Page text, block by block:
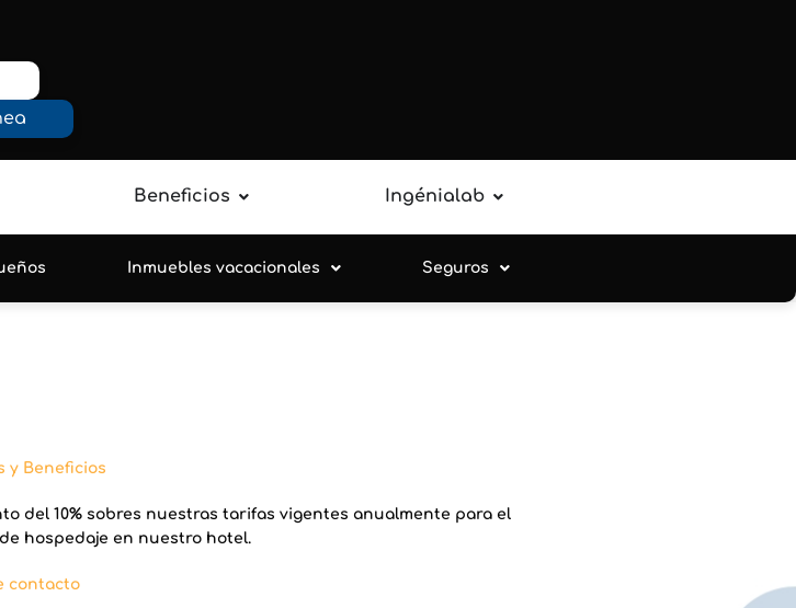
Beneficios Ingénialab
Inmuebles vacacionales Seguros
y Beneficios
del 10% sobres nuestras tarifas vigentes anualmente para el
hospedaje en nuestro hotel.
contacto